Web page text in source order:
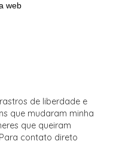
web
de liberdade e
que mudaram minha
que queiram
contato direto